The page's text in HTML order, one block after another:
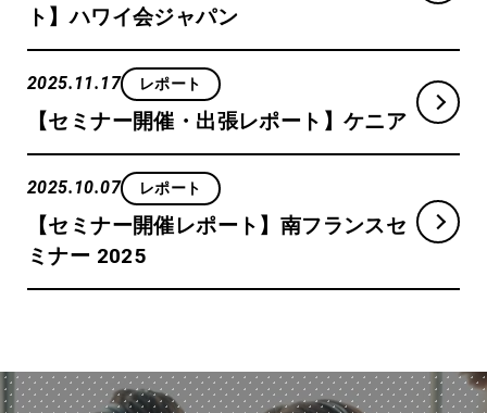
ト】ハワイ会ジャパン
2025.11.17 レポート
【セミナー開催・出張レポート】ケニア
2025.10.07 レポート
【セミナー開催レポート】南フランスセ
ミナー 2025